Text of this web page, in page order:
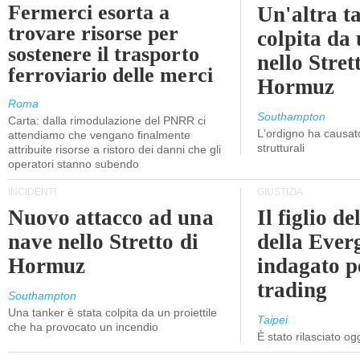
Fermerci esorta a
trovare risorse per
sostenere il trasporto
ferroviario delle merci
Roma
Carta: dalla rimodulazione del PNRR ci
attendiamo che vengano finalmente
attribuite risorse a ristoro dei danni che gli
operatori stanno subendo
Un'altra
colpita da
nello
Hormuz
Southampton
L'ordigno ha
strutturali
INCIDENTI
Nuovo attacco ad una
nave nello Stretto di
Hormuz
Southampton
Una tanker è stata colpita da un proiettile
che ha provocato un incendio
GIUSTIZIA
Il figlio
della
indagato
trading
Taipei
È stato rilasciato